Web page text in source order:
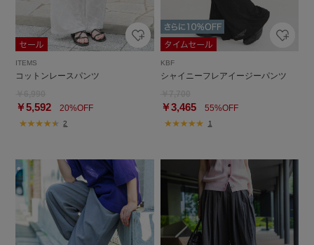
ITEMS
コットンレースパンツ
￥5,592 20%OFF
2
KBF
シャイニーフレアイージーパンツ
￥3,46555%OFF
1